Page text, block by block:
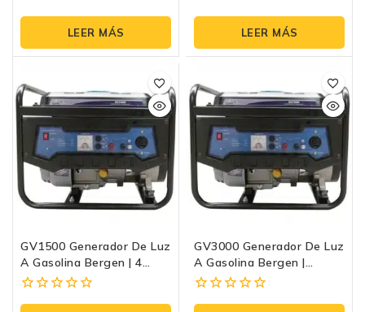
0
de
5
LEER MÁS
0
de
5
LEER MÁS
GV1500 Generador De Luz
A Gasolina Bergen | 4
Tiempos Arranque Manual
0
GV3000 Generador De Luz
A Gasolina Bergen |
110/220V 4 Tiempos
0